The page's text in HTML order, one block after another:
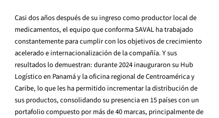
Casi dos años después de su ingreso como productor local de
medicamentos, el equipo que conforma SAVAL ha trabajado
constantemente para cumplir con los objetivos de crecimiento
acelerado e internacionalización de la compañía. Y sus
resultados lo demuestran: durante 2024 inauguraron su Hub
Logístico en Panamá y la oficina regional de Centroamérica y
Caribe, lo que les ha permitido incrementar la distribución de
sus productos, consolidando su presencia en 15 países con un
portafolio compuesto por más de 40 marcas, principalmente de